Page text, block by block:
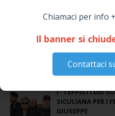
Chiamaci per info
Il banner si
Contattaci
July 24, 2026
Siculiana,
Piazza Umberto
Campagna
I “TEPPISTI DEI
SICULIANA PER I
GIUSEPPE